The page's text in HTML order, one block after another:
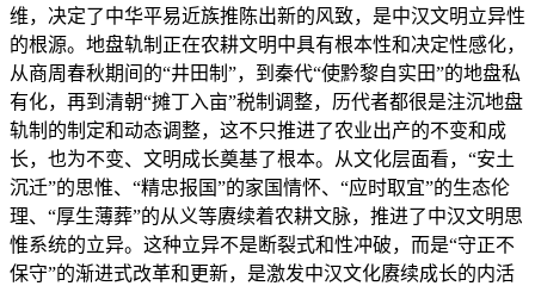
维，决定了中华平易近族推陈出新的风致，是中汉文明立异性
的根源。地盘轨制正在农耕文明中具有根本性和决定性感化，
从商周春秋期间的“井田制”，到秦代“使黔黎自实田”的地盘私
有化，再到清朝“摊丁入亩”税制调整，历代者都很是注沉地盘
轨制的制定和动态调整，这不只推进了农业出产的不变和成
长，也为不变、文明成长奠基了根本。从文化层面看，“安土
沉迁”的思惟、“精忠报国”的家国情怀、“应时取宜”的生态伦
理、“厚生薄葬”的从义等赓续着农耕文脉，推进了中汉文明思
惟系统的立异。这种立异不是断裂式和性冲破，而是“守正不
保守”的渐进式改革和更新，是激发中汉文化赓续成长的内活